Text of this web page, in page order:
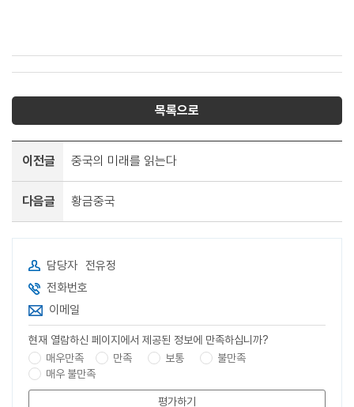
목록으로
이전글 중국의 미래를 읽는다
다음글 황금중국
담당자 전유정
전화번호
이메일
현재 열람하신 페이지에서 제공된 정보에 만족하십니까?
매우만족
만족 보통
불만족
매우 불만족
평가하기